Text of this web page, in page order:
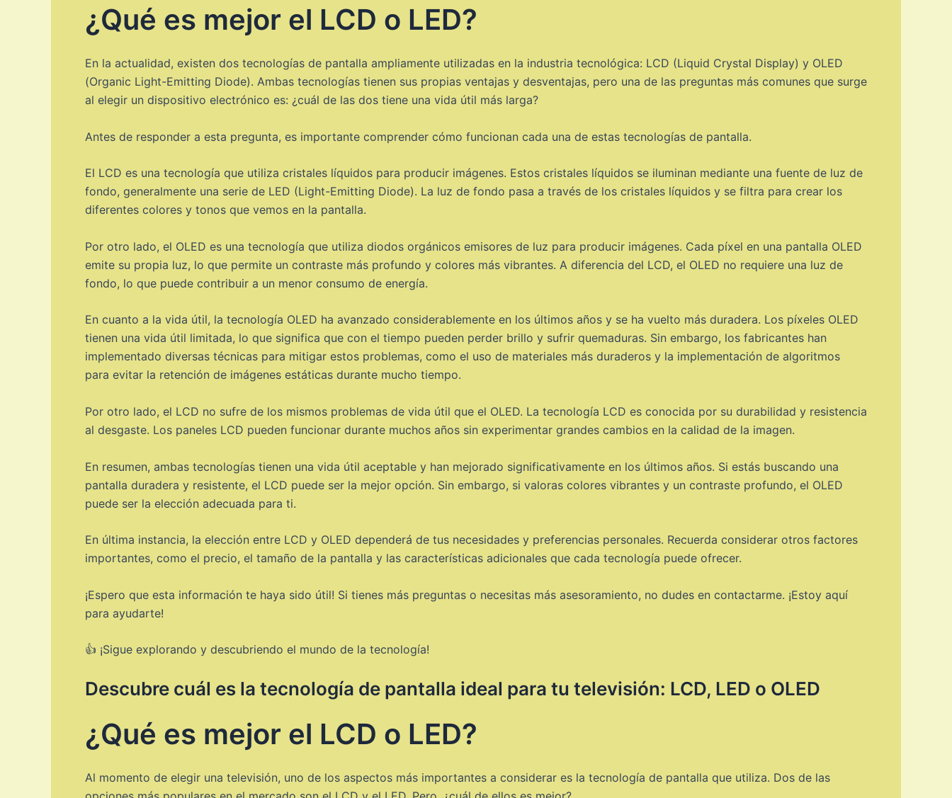
¿Qué es mejor el LCD o LED?
En la actualidad, existen dos tecnologías de pantalla ampliamente utilizadas en la industria tecnológica: LCD (Liquid Crystal Display) y OLED
(Organic Light-Emitting Diode). Ambas tecnologías tienen sus propias ventajas y desventajas, pero una de las preguntas más comunes que surge
al elegir un dispositivo electrónico es: ¿cuál de las dos tiene una vida útil más larga?
Antes de responder a esta pregunta, es importante comprender cómo funcionan cada una de estas tecnologías de pantalla.
El LCD es una tecnología que utiliza cristales líquidos para producir imágenes. Estos cristales líquidos se iluminan mediante una fuente de luz de
fondo, generalmente una serie de LED (Light-Emitting Diode). La luz de fondo pasa a través de los cristales líquidos y se filtra para crear los
diferentes colores y tonos que vemos en la pantalla.
Por otro lado, el OLED es una tecnología que utiliza diodos orgánicos emisores de luz para producir imágenes. Cada píxel en una pantalla OLED
emite su propia luz, lo que permite un contraste más profundo y colores más vibrantes. A diferencia del LCD, el OLED no requiere una luz de
fondo, lo que puede contribuir a un menor consumo de energía.
En cuanto a la vida útil, la tecnología OLED ha avanzado considerablemente en los últimos años y se ha vuelto más duradera. Los píxeles OLED
tienen una vida útil limitada, lo que significa que con el tiempo pueden perder brillo y sufrir quemaduras. Sin embargo, los fabricantes han
implementado diversas técnicas para mitigar estos problemas, como el uso de materiales más duraderos y la implementación de algoritmos
para evitar la retención de imágenes estáticas durante mucho tiempo.
Por otro lado, el LCD no sufre de los mismos problemas de vida útil que el OLED. La tecnología LCD es conocida por su durabilidad y resistencia
al desgaste. Los paneles LCD pueden funcionar durante muchos años sin experimentar grandes cambios en la calidad de la imagen.
En resumen, ambas tecnologías tienen una vida útil aceptable y han mejorado significativamente en los últimos años. Si estás buscando una
pantalla duradera y resistente, el LCD puede ser la mejor opción. Sin embargo, si valoras colores vibrantes y un contraste profundo, el OLED
puede ser la elección adecuada para ti.
En última instancia, la elección entre LCD y OLED dependerá de tus necesidades y preferencias personales. Recuerda considerar otros factores
importantes, como el precio, el tamaño de la pantalla y las características adicionales que cada tecnología puede ofrecer.
¡Espero que esta información te haya sido útil! Si tienes más preguntas o necesitas más asesoramiento, no dudes en contactarme. ¡Estoy aquí
para ayudarte!
👍 ¡Sigue explorando y descubriendo el mundo de la tecnología!
Descubre cuál es la tecnología de pantalla ideal para tu televisión: LCD, LED o OLED
¿Qué es mejor el LCD o LED?
Al momento de elegir una televisión, uno de los aspectos más importantes a considerar es la tecnología de pantalla que utiliza. Dos de las